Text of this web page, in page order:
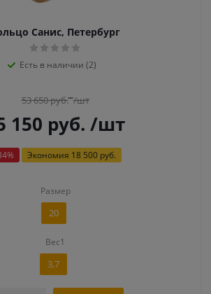
Санис, Петербург
Есть в наличии (2)
53 650руб. /шт
150 руб. /шт
% Экономия 18 500 руб.
Размер
20
Вес1
3,7